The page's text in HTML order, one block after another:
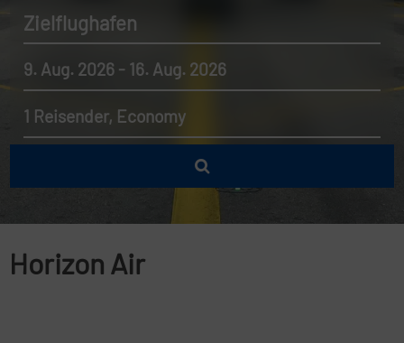
Zielflughafen
9. Aug. 2026 - 16. Aug. 2026
1 Reisender, Economy
Horizon Air